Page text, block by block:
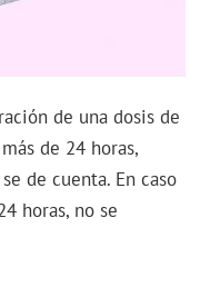
de una dosis de
de 24 horas,
de cuenta. En caso
horas, no se